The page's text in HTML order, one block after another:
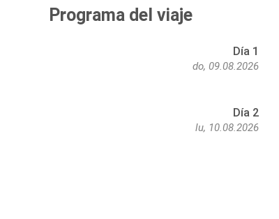
Programa del viaje
Día 1
do, 09.08.2026
Día 2
lu, 10.08.2026